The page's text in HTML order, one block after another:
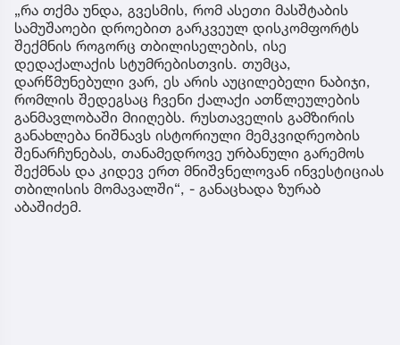
„რა თქმა უნდა, გვესმის, რომ ასეთი მასშტაბის
სამუშაოები დროებით გარკვეულ დისკომფორტს
შექმნის როგორც თბილისელების, ისე
დედაქალაქის სტუმრებისთვის. თუმცა,
დარწმუნებული ვარ, ეს არის აუცილებელი ნაბიჯი,
რომლის შედეგსაც ჩვენი ქალაქი ათწლეულების
განმავლობაში მიიღებს. რუსთაველის გამზირის
განახლება ნიშნავს ისტორიული მემკვიდრეობის
შენარჩუნებას, თანამედროვე ურბანული გარემოს
შექმნას და კიდევ ერთ მნიშვნელოვან ინვესტიციას
თბილისის მომავალში“, - განაცხადა ზურაბ
აბაშიძემ.